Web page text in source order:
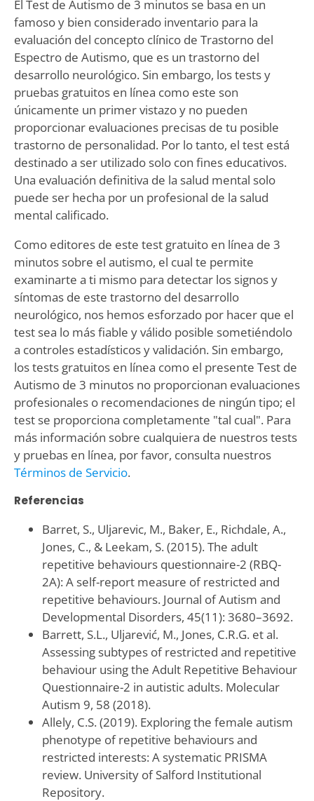
El Test de Autismo de 3 minutos se basa en un
famoso y bien considerado inventario para la
evaluación del concepto clínico de Trastorno del
Espectro de Autismo, que es un trastorno del
desarrollo neurológico. Sin embargo, los tests y
pruebas gratuitos en línea como este son
únicamente un primer vistazo y no pueden
proporcionar evaluaciones precisas de tu posible
trastorno de personalidad. Por lo tanto, el test está
destinado a ser utilizado solo con fines educativos.
Una evaluación definitiva de la salud mental solo
puede ser hecha por un profesional de la salud
mental calificado.
Como editores de este test gratuito en línea de 3
minutos sobre el autismo, el cual te permite
examinarte a ti mismo para detectar los signos y
síntomas de este trastorno del desarrollo
neurológico, nos hemos esforzado por hacer que el
test sea lo más fiable y válido posible sometiéndolo
a controles estadísticos y validación. Sin embargo,
los tests gratuitos en línea como el presente Test de
Autismo de 3 minutos no proporcionan evaluaciones
profesionales o recomendaciones de ningún tipo; el
test se proporciona completamente "tal cual". Para
más información sobre cualquiera de nuestros tests
y pruebas en línea, por favor, consulta nuestros
Términos de Servicio.
Referencias
Barret, S., Uljarevic, M., Baker, E., Richdale, A.,
Jones, C., & Leekam, S. (2015). The adult
repetitive behaviours questionnaire-2 (RBQ-
2A): A self-report measure of restricted and
repetitive behaviours. Journal of Autism and
Developmental Disorders, 45(11): 3680–3692.
Barrett, S.L., Uljarević, M., Jones, C.R.G. et al.
Assessing subtypes of restricted and repetitive
behaviour using the Adult Repetitive Behaviour
Questionnaire-2 in autistic adults. Molecular
Autism 9, 58 (2018).
Allely, C.S. (2019). Exploring the female autism
phenotype of repetitive behaviours and
restricted interests: A systematic PRISMA
review. University of Salford Institutional
Repository.